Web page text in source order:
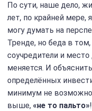
По сути, наше дело,
лет, по крайней мере,
могу думать на
Тренде, но беда в
соучредители и
меняется. И
определённых
минимум не
выше, «не то пальто»